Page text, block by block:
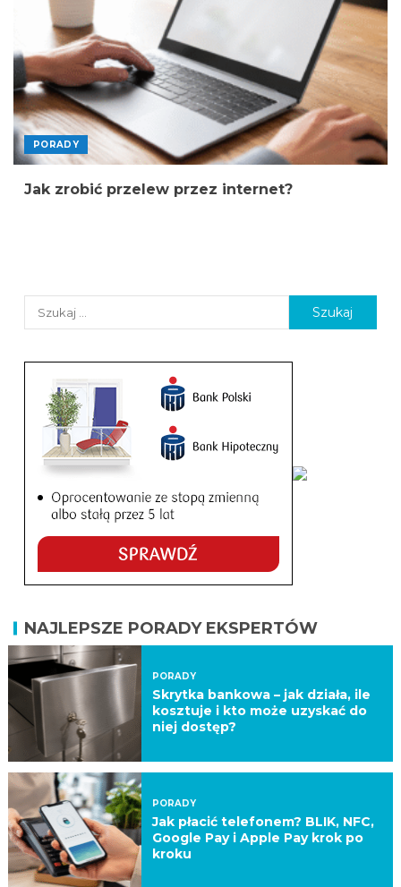
PORADY
Jak zrobić przelew przez internet?
NAJLEPSZE PORADY EKSPERTÓW
PORADY
Skrytka bankowa – jak działa, ile
kosztuje i kto może uzyskać do
niej dostęp?
PORADY
Jak płacić telefonem? BLIK, NFC,
Google Pay i Apple Pay krok po
kroku